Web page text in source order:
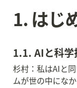
1. はじ
1.1. AIと科学
杉村：私はAIと
ムが世の中にな